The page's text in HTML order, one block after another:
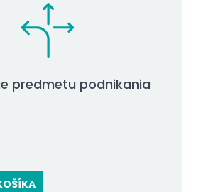
predmetu podnikania